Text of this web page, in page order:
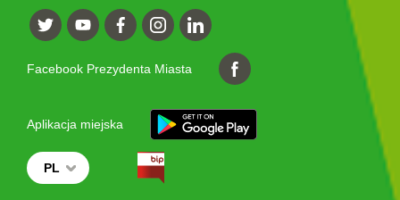
Facebook Prezydenta Miasta
Aplikacja miejska
PL